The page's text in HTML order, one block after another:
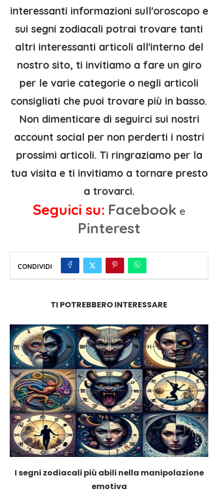
interessanti informazioni sull'oroscopo e
sui segni zodiacali potrai trovare tanti
altri interessanti articoli all'interno del
nostro sito, ti invitiamo a fare un giro
per le varie categorie o negli articoli
consigliati che puoi trovare più in basso.
Non dimenticare di seguirci sui nostri
account social per non perderti i nostri
prossimi articoli. Ti ringraziamo per la
tua visita e ti invitiamo a tornare presto
a trovarci.
Seguici su: Facebook e
Pinterest
CONDIVIDI
TI POTREBBERO INTERESSARE
I segni zodiacali più abili nella manipolazione
emotiva